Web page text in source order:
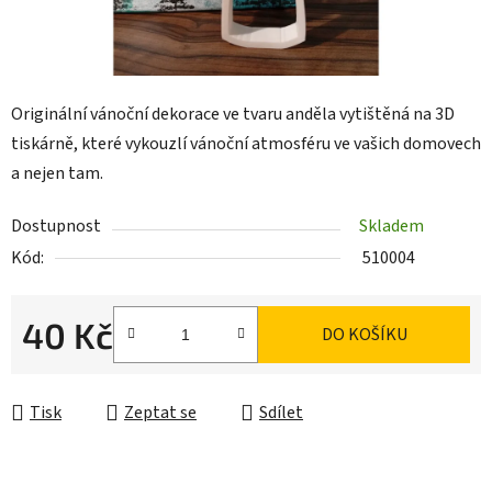
Originální vánoční dekorace ve tvaru anděla vytištěná na 3D
tiskárně, které vykouzlí vánoční atmosféru ve vašich domovech
a nejen tam.
Dostupnost
Skladem
Kód:
510004
40 Kč DO KOŠÍKU
Tisk Zeptat se Sdílet